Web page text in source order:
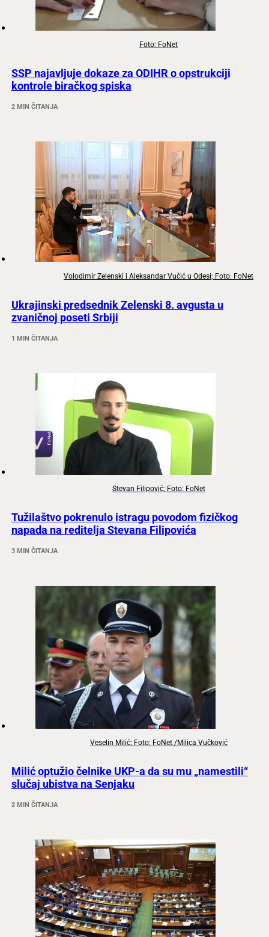
Foto: FoNet
SSP najavljuje dokaze za ODIHR o opstrukciji
kontrole biračkog spiska
2 MIN ČITANJA
Volodimir Zelenski i Aleksandar Vučić u Odesi; Foto: FoNet
Ukrajinski predsednik Zelenski 8. avgusta u
zvaničnoj poseti Srbiji
1 MIN ČITANJA
Stevan Filipović; Foto: FoNet
Tužilaštvo pokrenulo istragu povodom fizičkog
napada na reditelja Stevana Filipovića
3 MIN ČITANJA
Veselin Milić; Foto: FoNet /Milica Vučković
Milić optužio čelnike UKP-a da su mu „namestili“
slučaj ubistva na Senjaku
2 MIN ČITANJA